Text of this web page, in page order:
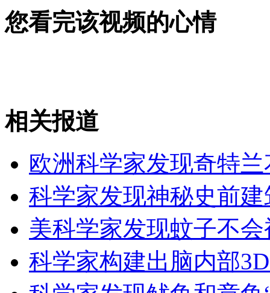
智利一卡车失控撞向货车致11人死亡
山西运城恶犬咬伤多人 警民合力深夜将其击毙
女孩北京地铁殴打老人 痛下狠手拳打脚踢
无痛分娩是否安全 医生回应
您看完该视频的心情
相关报道
欧洲科学家发现奇特
科学家发现神秘史前
美科学家发现蚊子不
科学家构建出脑内部